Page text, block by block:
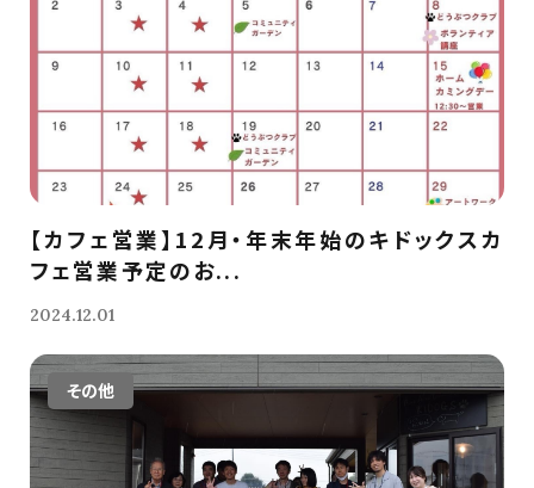
【カフェ営業】12月・年末年始のキドックスカ
フェ営業予定のお...
2024.12.01
その他